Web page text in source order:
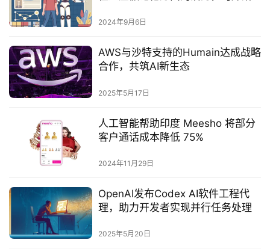
2024年9月6日
AWS与沙特支持的Humain达成战略
合作，共筑AI新生态
2025年5月17日
人工智能帮助印度 Meesho 将部分
客户通话成本降低 75%
2024年11月29日
OpenAI发布Codex AI软件工程代
理，助力开发者实现并行任务处理
2025年5月20日